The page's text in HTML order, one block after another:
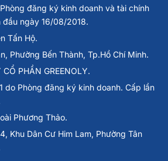
đăng ký kinh doanh và tài chính
đầu ngày 16/08/2018.
Tấn Hộ.
Phường Bến Thành, Tp.Hồ Chí Minh.
PHẦN GREENOLY.
do Phòng đăng ký kinh doanh. Cấp lần
Phương Thảo.
Khu Dân Cư Him Lam, Phường Tân